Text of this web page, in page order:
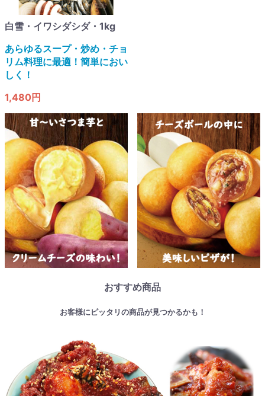
白雪・イワシダシダ・1kg
あらゆるスープ・炒め・チョ
リム料理に最適！簡単におい
しく！
1,480円
おすすめ商品
お客様にピッタリの商品が見つかるかも！